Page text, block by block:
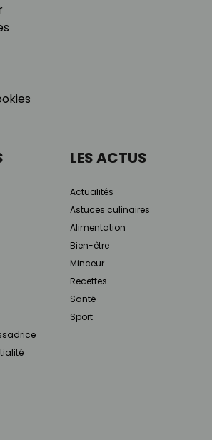
LES ACTUS
Actualités
Astuces culinaires
Alimentation
Bien-être
Minceur
Recettes
Santé
Sport